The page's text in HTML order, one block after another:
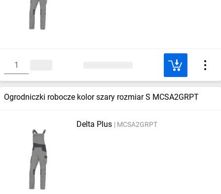
Ogrodniczki robocze kolor szary rozmiar S MCSA2GRPT
Delta Plus MCSA2GRPT